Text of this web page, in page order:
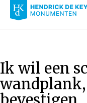
Ik wil een